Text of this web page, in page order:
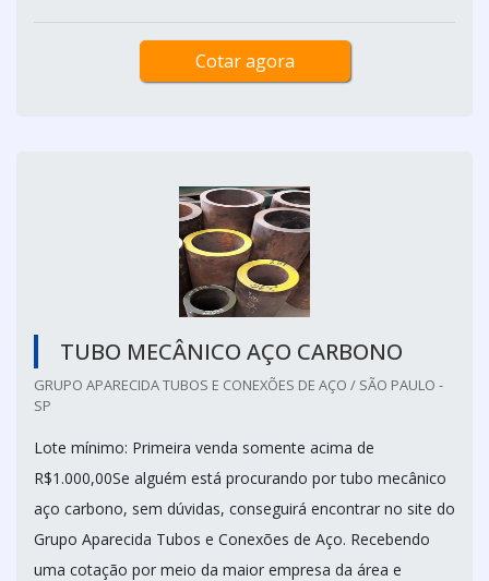
Cotar agora
TUBO MECÂNICO AÇO CARBONO
GRUPO APARECIDA TUBOS E CONEXÕES DE AÇO / SÃO PAULO -
SP
Lote mínimo: Primeira venda somente acima de
R$1.000,00Se alguém está procurando por tubo mecânico
aço carbono, sem dúvidas, conseguirá encontrar no site do
Grupo Aparecida Tubos e Conexões de Aço. Recebendo
uma cotação por meio da maior empresa da área e